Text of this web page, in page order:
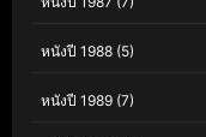
หนังปี 1988 (5)
หนังปี 1989 (7)